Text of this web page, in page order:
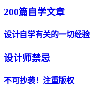
200篇自学文章
设计自学有关的一切经验
设计师禁忌
不可抄袭！注重版权